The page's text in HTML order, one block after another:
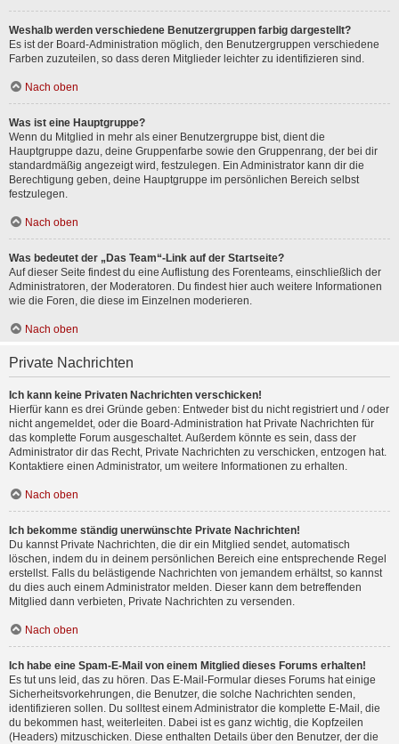
Weshalb werden verschiedene Benutzergruppen farbig dargestellt?
Es ist der Board-Administration möglich, den Benutzergruppen verschiedene
Farben zuzuteilen, so dass deren Mitglieder leichter zu identifizieren sind.
Nach oben
Was ist eine Hauptgruppe?
Wenn du Mitglied in mehr als einer Benutzergruppe bist, dient die
Hauptgruppe dazu, deine Gruppenfarbe sowie den Gruppenrang, der bei dir
standardmäßig angezeigt wird, festzulegen. Ein Administrator kann dir die
Berechtigung geben, deine Hauptgruppe im persönlichen Bereich selbst
festzulegen.
Nach oben
Was bedeutet der „Das Team“-Link auf der Startseite?
Auf dieser Seite findest du eine Auflistung des Forenteams, einschließlich der
Administratoren, der Moderatoren. Du findest hier auch weitere Informationen
wie die Foren, die diese im Einzelnen moderieren.
Nach oben
Private Nachrichten
Ich kann keine Privaten Nachrichten verschicken!
Hierfür kann es drei Gründe geben: Entweder bist du nicht registriert und / oder
nicht angemeldet, oder die Board-Administration hat Private Nachrichten für
das komplette Forum ausgeschaltet. Außerdem könnte es sein, dass der
Administrator dir das Recht, Private Nachrichten zu verschicken, entzogen hat.
Kontaktiere einen Administrator, um weitere Informationen zu erhalten.
Nach oben
Ich bekomme ständig unerwünschte Private Nachrichten!
Du kannst Private Nachrichten, die dir ein Mitglied sendet, automatisch
löschen, indem du in deinem persönlichen Bereich eine entsprechende Regel
erstellst. Falls du belästigende Nachrichten von jemandem erhältst, so kannst
du dies auch einem Administrator melden. Dieser kann dem betreffenden
Mitglied dann verbieten, Private Nachrichten zu versenden.
Nach oben
Ich habe eine Spam-E-Mail von einem Mitglied dieses Forums erhalten!
Es tut uns leid, das zu hören. Das E-Mail-Formular dieses Forums hat einige
Sicherheitsvorkehrungen, die Benutzer, die solche Nachrichten senden,
identifizieren sollen. Du solltest einem Administrator die komplette E-Mail, die
du bekommen hast, weiterleiten. Dabei ist es ganz wichtig, die Kopfzeilen
(Headers) mitzuschicken. Diese enthalten Details über den Benutzer, der die